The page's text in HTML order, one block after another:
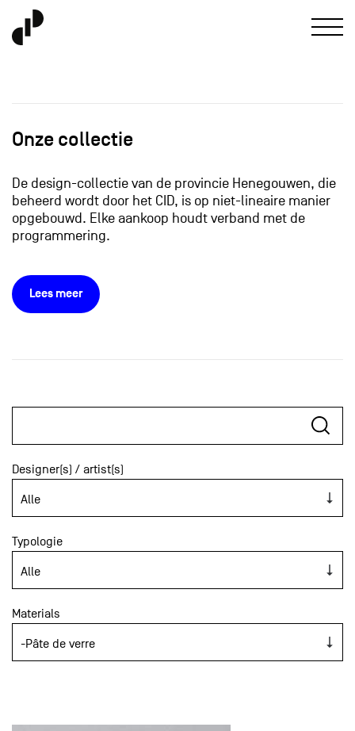
Onze collectie
De design-collectie van de provincie Henegouwen, die
beheerd wordt door het CID, is op niet-lineaire manier
opgebouwd. Elke aankoop houdt verband met de
programmering.
Lees meer
Designer(s) / artist(s)
Typologie
Materials